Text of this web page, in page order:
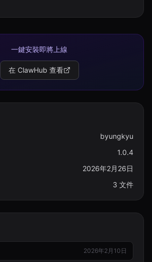
一鍵安裝即將上線
在 ClawHub 查看
byungkyu
1.0.4
2026年2月26日
3 文件
2026年2月10日